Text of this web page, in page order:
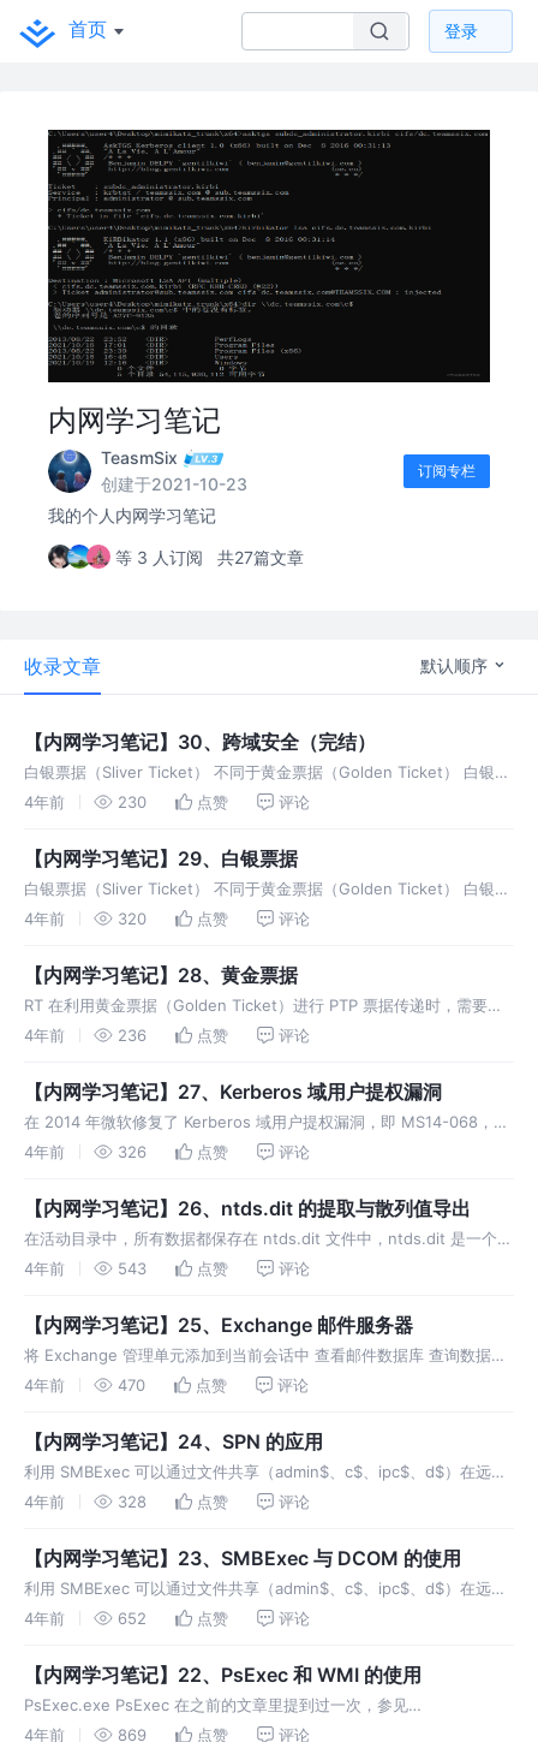
首页 登录
内网学习笔记
TeasmSix
创建于2021-10-23
订阅专栏
我的个人内网学习笔记
等 3 人订阅 共27篇文章
收录文章 默认顺序
【内网学习笔记】30、跨域安全（完结）
白银票据（Sliver Ticket） 不同于黄金票据（Golden Ticket） 白银票
据不与密钥分发中心 KDC 交互，因此没有了 Kerberos 认证协议里的
4年前 230 点赞 评论
【内网学习笔记】29、白银票据
白银票据（Sliver Ticket） 不同于黄金票据（Golden Ticket） 白银票
据不与密钥分发中心 KDC 交互，因此没有了 Kerberos 认证协议里的
4年前 320 点赞 评论
【内网学习笔记】28、黄金票据
RT 在利用黄金票据（Golden Ticket）进行 PTP 票据传递时，需要先
知道以下信息： 伪造的域管理员用户名 完整的域名 域 SID krbtgt 的
4年前 236 点赞 评论
【内网学习笔记】27、Kerberos 域用户提权漏洞
在 2014 年微软修复了 Kerberos 域用户提权漏洞，即 MS14-068，
CVE 编号为 CVE-2014-6324，该漏洞影响了 Windows Server
4年前 326 点赞 评论
【内网学习笔记】26、ntds.dit 的提取与散列值导出
在活动目录中，所有数据都保存在 ntds.dit 文件中，ntds.dit 是一个二
进制文件，存储位置为域控的 %SystemRoot%\ntds.dit ntds.dit 中包
4年前 543 点赞 评论
【内网学习笔记】25、Exchange 邮件服务器
将 Exchange 管理单元添加到当前会话中 查看邮件数据库 查询数据库
的物理路径 获取现有用户的邮件地址 查看指定用户的邮箱使用信息 获
4年前 470 点赞 评论
【内网学习笔记】24、SPN 的应用
利用 SMBExec 可以通过文件共享（admin$、c$、ipc$、d$）在远程
系统中执行命令，它的工作方式类似于 PsExec C++ 版 C++ 版项目地
4年前 328 点赞 评论
【内网学习笔记】23、SMBExec 与 DCOM 的使用
利用 SMBExec 可以通过文件共享（admin$、c$、ipc$、d$）在远程
系统中执行命令，它的工作方式类似于 PsExec C++ 版 C++ 版项目地
4年前 652 点赞 评论
【内网学习笔记】22、PsExec 和 WMI 的使用
PsExec.exe PsExec 在之前的文章里提到过一次，参见
https://teamssix.com/210802-181052.html，今天来着重学习一下。
4年前 869 点赞 评论